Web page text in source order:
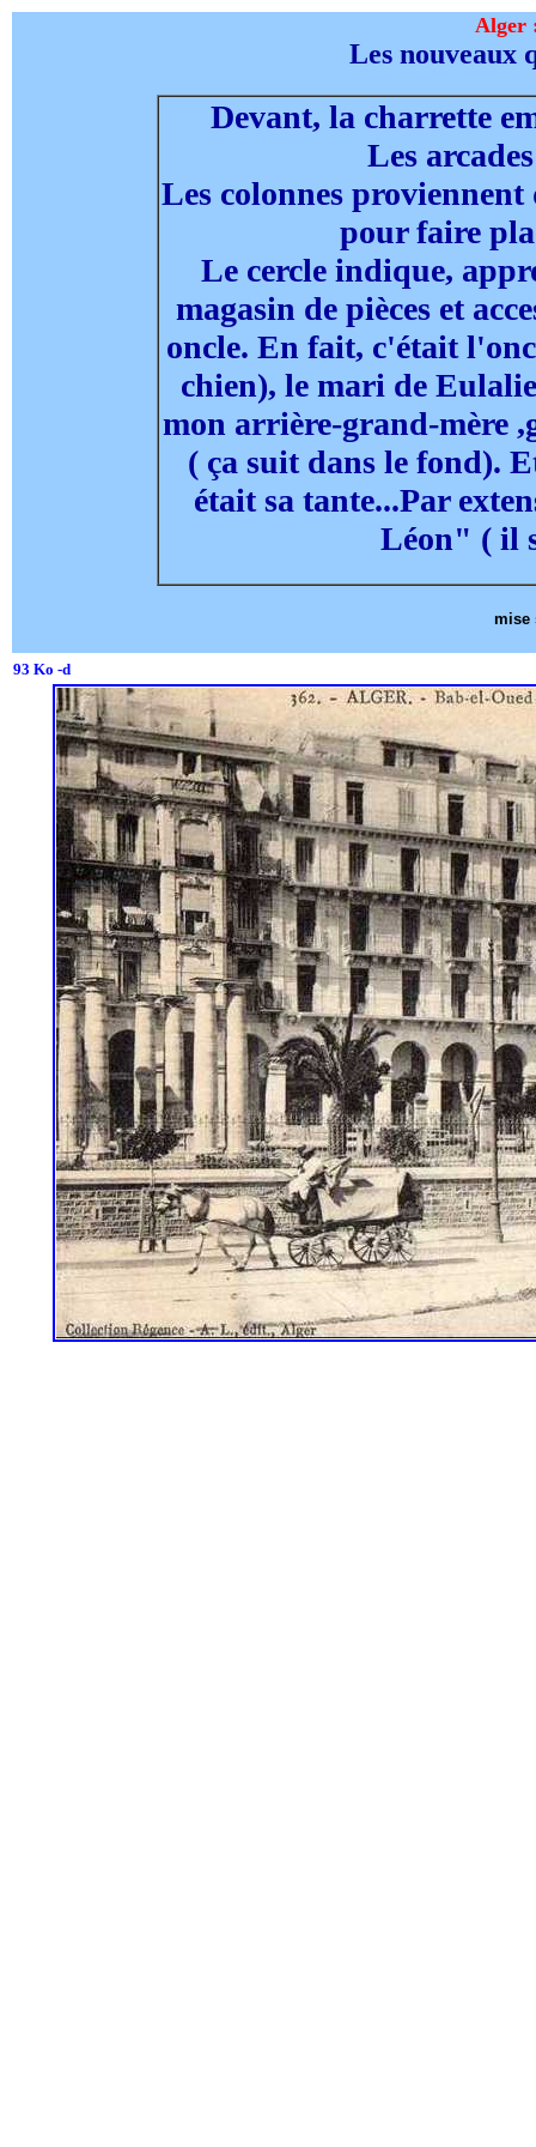
Alger
Les nouveaux
Devant, la charrette
Les
Les colonnes
pour faire
Le cercle indique,
magasin de pièces et
oncle. En fait, c'était
chien), le mari de
mon arrière-grand-mère
( ça suit dans le fond).
était sa tante...Par
Léon" ( il
mise
93 Ko -d